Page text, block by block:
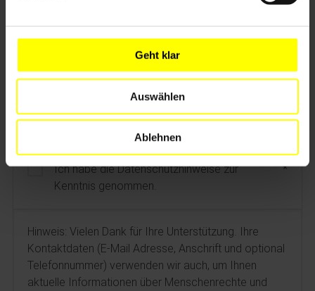
Geht klar
Auswählen
Ablehnen
5 DATENSCHUTZ
Ich habe die Datenschutzhinweise zur
Kenntnis genommen.
Hinweis: Vielen Dank für Ihre Unterstützung. Ihre
Kontaktdaten (E-Mail Adresse, Anschrift und optional
Telefonnummer) verwenden wir auch, um Ihnen
aktuelle Informationen über Menschenrechte und